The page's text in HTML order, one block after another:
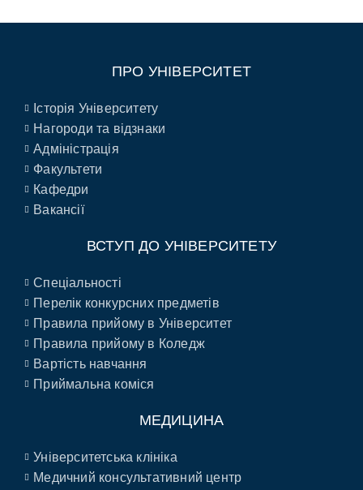
ПРО УНІВЕРСИТЕТ
Історія Університету
Нагороди та відзнаки
Адміністрація
Факультети
Кафедри
Вакансії
ВСТУП ДО УНІВЕРСИТЕТУ
Спеціальності
Перелік конкурсних предметів
Правила прийому в Університет
Правила прийому в Коледж
Вартість навчання
Приймальна коміся
МЕДИЦИНА
Університетська клініка
Медичний консультативний центр